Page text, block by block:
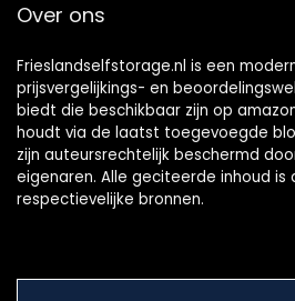
Over ons
Frieslandselfstorage.nl is een
prijsvergelijkings- en
biedt die beschikbaar zijn op
houdt via de laatst toegevoegde
zijn auteursrechtelijk beschermd
eigenaren. Alle geciteerde inhoud is
respectievelijke bronnen.